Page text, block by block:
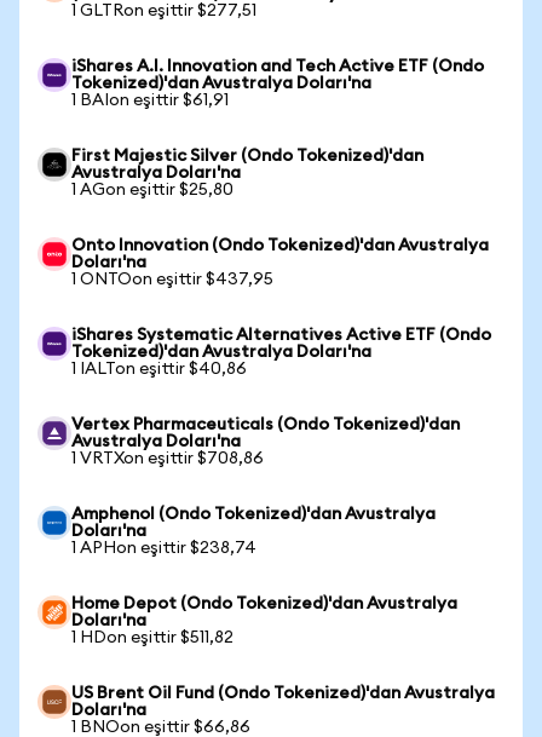
1 GLTRon eşittir $277,51
iShares A.I. Innovation and Tech Active ETF (Ondo
Tokenized)'dan Avustralya Doları'na
1 BAIon eşittir $61,91
First Majestic Silver (Ondo Tokenized)'dan
Avustralya Doları'na
1 AGon eşittir $25,80
Onto Innovation (Ondo Tokenized)'dan Avustralya
Doları'na
1 ONTOon eşittir $437,95
iShares Systematic Alternatives Active ETF (Ondo
Tokenized)'dan Avustralya Doları'na
1 IALTon eşittir $40,86
Vertex Pharmaceuticals (Ondo Tokenized)'dan
Avustralya Doları'na
1 VRTXon eşittir $708,86
Amphenol (Ondo Tokenized)'dan Avustralya
Doları'na
1 APHon eşittir $238,74
Home Depot (Ondo Tokenized)'dan Avustralya
Doları'na
1 HDon eşittir $511,82
US Brent Oil Fund (Ondo Tokenized)'dan Avustralya
Doları'na
1 BNOon eşittir $66,86